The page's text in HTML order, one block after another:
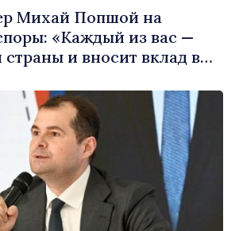
Михай Попшой на
«Каждый из вас —
и вносит вклад в